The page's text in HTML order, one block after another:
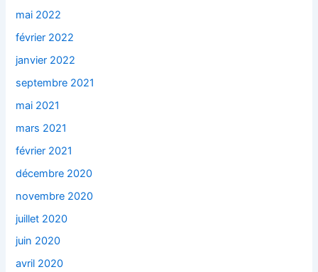
mai 2022
février 2022
janvier 2022
septembre 2021
mai 2021
mars 2021
février 2021
décembre 2020
novembre 2020
juillet 2020
juin 2020
avril 2020